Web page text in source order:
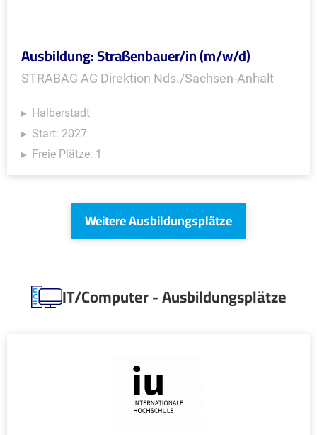
Ausbildung: Straßenbauer/in (m/w/d)
STRABAG AG Direktion Nds./Sachsen-Anhalt
Halberstadt
Start: 2027
Freie Plätze: 1
Weitere Ausbildungsplätze
IT/Computer - Ausbildungsplätze